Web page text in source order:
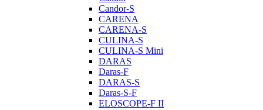
Candor-S
CARENA
CARENA-S
CULINA-S
CULINA-S Mini
DARAS
Daras-F
DARAS-S
Daras-S-F
ELOSCOPE-F II